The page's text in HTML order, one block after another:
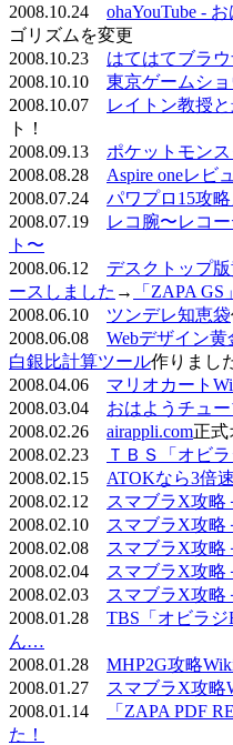
2008.10.24 ohaYouTube -
ゴリズムを変更
2008.10.23 はてはてブラ
2008.10.10 東京ゲームシ
2008.10.07
レイトン教授
ト！
2008.09.13 ポケットモン
2008.08.28 Aspire oneレビ
2008.07.24 パワプロ15攻
2008.07.19
レコ腕〜レコ
ト〜
2008.06.12 デスクトップ
ースしました →
「ZAPA GS」
2008.06.10 ツンデレ知恵袋
2008.06.08 Webデザイン
白銀比計算ツール作りまし
2008.04.06 マリオカート
2008.03.04 おはようチュ
2008.02.26 airappli.com正式
2008.02.23
ＴＢＳ「オビ
2008.02.15 ATOKなら3倍
2008.02.12
スマブラX攻略
2008.02.10
スマブラX攻略
2008.02.08
スマブラX攻略
2008.02.04
スマブラX攻略
2008.02.03
スマブラX攻略
2008.01.28 TBS「オビラ
ん…
2008.01.28 MHP2G攻略
2008.01.27
スマブラX攻略
2008.01.14
「ZAPA PDF
た！